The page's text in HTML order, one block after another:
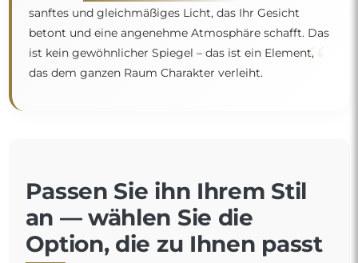
sanftes und gleichmäßiges Licht, das Ihr Gesicht
betont und eine angenehme Atmosphäre schafft. Das
ist kein gewöhnlicher Spiegel – das ist ein Element,
das dem ganzen Raum Charakter verleiht.
“
Passen Sie ihn Ihrem Stil
an — wählen Sie die
Option, die zu Ihnen passt